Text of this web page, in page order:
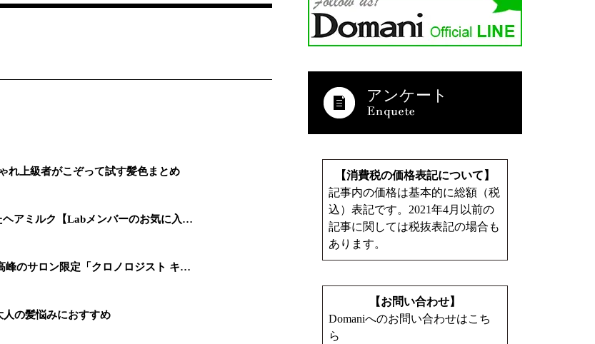
れ上級者がこぞって試す髪色まとめ
アミルク【Labメンバーのお気に入…
峰のサロン限定「クロノロジスト キ…
の髪悩みにおすすめ
アンケート
【消費税の価格表記について】
記事内の価格は基本的に総額（税
込）表記です。2021年4月以前の
記事に関しては税抜表記の場合も
あります。
【お問い合わせ】
Domaniへのお問い合わせはこち
ら